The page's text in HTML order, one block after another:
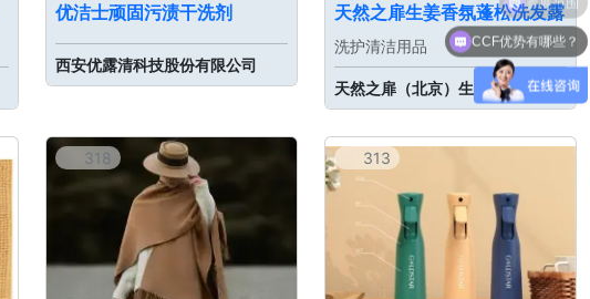
优洁士顽固污渍干洗剂
西安优露清科技股份有限公司
天然之扉生姜香氛蓬松洗发露
洗护清洁用品
天然之扉（北京）生物科技有限公司
318 313
CCF优势有哪些？